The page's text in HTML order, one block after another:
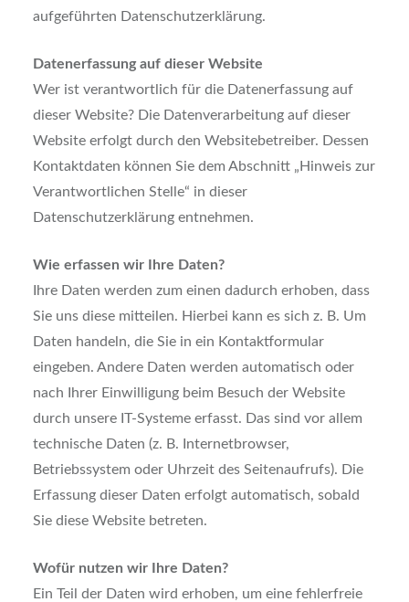
aufgeführten Datenschutzerklärung.
Datenerfassung auf dieser Website
Wer ist verantwortlich für die Datenerfassung auf
dieser Website? Die Datenverarbeitung auf dieser
Website erfolgt durch den Websitebetreiber. Dessen
Kontaktdaten können Sie dem Abschnitt „Hinweis zur
Verantwortlichen Stelle“ in dieser
Datenschutzerklärung entnehmen.
Wie erfassen wir Ihre Daten?
Ihre Daten werden zum einen dadurch erhoben, dass
Sie uns diese mitteilen. Hierbei kann es sich z. B. Um
Daten handeln, die Sie in ein Kontaktformular
eingeben. Andere Daten werden automatisch oder
nach Ihrer Einwilligung beim Besuch der Website
durch unsere IT-Systeme erfasst. Das sind vor allem
technische Daten (z. B. Internetbrowser,
Betriebssystem oder Uhrzeit des Seitenaufrufs). Die
Erfassung dieser Daten erfolgt automatisch, sobald
Sie diese Website betreten.
Wofür nutzen wir Ihre Daten?
Ein Teil der Daten wird erhoben, um eine fehlerfreie